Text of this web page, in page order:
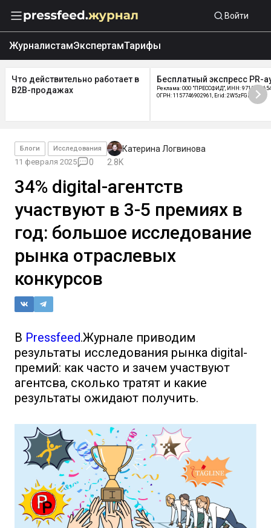
Войти
ЖурналистамЭкспертамТарифы
Бесплатный экспресс PR-аудит
Реклама: ООО "ПРЕССФИД", ИНН: 9715219654,
ОГРН: 1157746902961, Erid: 2W5zFGDycPz
Как работает отдел
сопровождения Pressfeed
Блоги Исследования Катерина Логвинова
11 февраля 2025 0 2.8K
34% digital-агентств
участвуют в 3-5 премиях в
год: большое исследование
рынка отраслевых
конкурсов
В Pressfeed.Журнале приводим
результаты исследования рынка digital-
премий: как часто и зачем участвуют
агентсва, сколько тратят и какие
результаты ожидают получить.